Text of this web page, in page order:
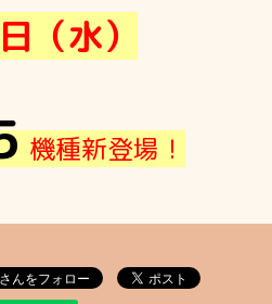
（水）
機種新登場！